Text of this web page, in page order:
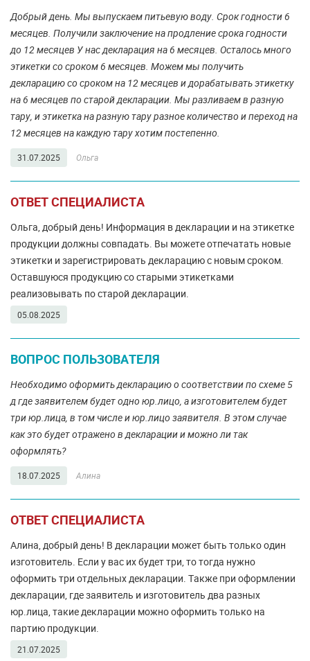
Добрый день. Мы выпускаем питьевую воду. Срок годности 6
месяцев. Получили заключение на продление срока годности
до 12 месяцев У нас декларация на 6 месяцев. Осталось много
этикетки со сроком 6 месяцев. Можем мы получить
декларацию со сроком на 12 месяцев и дорабатывать этикетку
на 6 месяцев по старой декларации. Мы разливаем в разную
тару, и этикетка на разную тару разное количество и переход на
12 месяцев на каждую тару хотим постепенно.
31.07.2025 Ольга
ОТВЕТ СПЕЦИАЛИСТА
Ольга, добрый день! Информация в декларации и на этикетке
продукции должны совпадать. Вы можете отпечатать новые
этикетки и зарегистрировать декларацию с новым сроком.
Оставшуюся продукцию со старыми этикетками
реализовывать по старой декларации.
05.08.2025
ВОПРОС ПОЛЬЗОВАТЕЛЯ
Необходимо оформить декларацию о соответствии по схеме 5
д где заявителем будет одно юр.лицо, а изготовителем будет
три юр.лица, в том числе и юр.лицо заявителя. В этом случае
как это будет отражено в декларации и можно ли так
оформлять?
18.07.2025 Алина
ОТВЕТ СПЕЦИАЛИСТА
Алина, добрый день! В декларации может быть только один
изготовитель. Если у вас их будет три, то тогда нужно
оформить три отдельных декларации. Также при оформлении
декларации, где заявитель и изготовитель два разных
юр.лица, такие декларации можно оформить только на
партию продукции.
21.07.2025